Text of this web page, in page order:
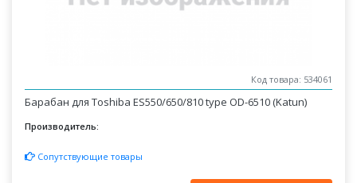
Код товара: 534061
Барабан для Toshiba ES550/650/810 type OD-6510 (Katun)
Производитель:
Сопутствующие товары